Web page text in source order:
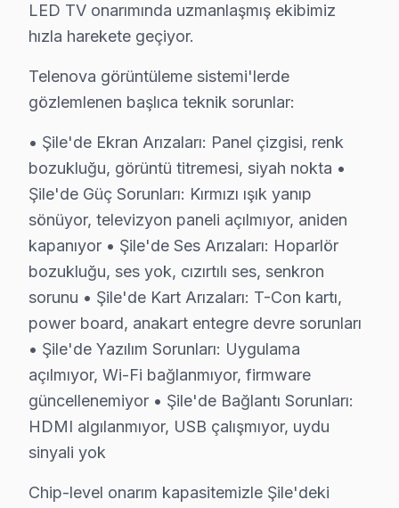
Meşrutiyet'te Telenova TV Servisi
Ormanlı'da Telenova TV Servisi
Sahilköy'de Telenova TV Servisi
Sahilköy mahallesi, deniz manzarası ile birlikte
Satıköy'de Telenova TV Servisi
Satıköy mahallesi, sakin bir ortam sunarken
Soğuksu'da Telenova TV Servisi
Soğuksu mahallesi, özellikle doğasıyla dikkat çeken
Şile Merkez'de Telenova TV Servisi
Şile Merkez, yoğun yaşam alanları ve ticari
Üsküplü'de Telenova TV Servisi
Üsküplü mahallesi sakinleri, Telenova TV servisi
LED TV onarımında uzmanlaşmış ekibimiz
hızla harekete geçiyor.
Telenova görüntüleme sistemi'lerde
gözlemlenen başlıca teknik sorunlar:
• Şile'de Ekran Arızaları: Panel çizgisi, renk
bozukluğu, görüntü titremesi, siyah nokta •
Şile'de Güç Sorunları: Kırmızı ışık yanıp
sönüyor, televizyon paneli açılmıyor, aniden
kapanıyor • Şile'de Ses Arızaları: Hoparlör
bozukluğu, ses yok, cızırtılı ses, senkron
sorunu • Şile'de Kart Arızaları: T-Con kartı,
power board, anakart entegre devre sorunları
• Şile'de Yazılım Sorunları: Uygulama
açılmıyor, Wi-Fi bağlanmıyor, firmware
güncellenemiyor • Şile'de Bağlantı Sorunları:
HDMI algılanmıyor, USB çalışmıyor, uydu
sinyali yok
Chip-level onarım kapasitemizle Şile'deki